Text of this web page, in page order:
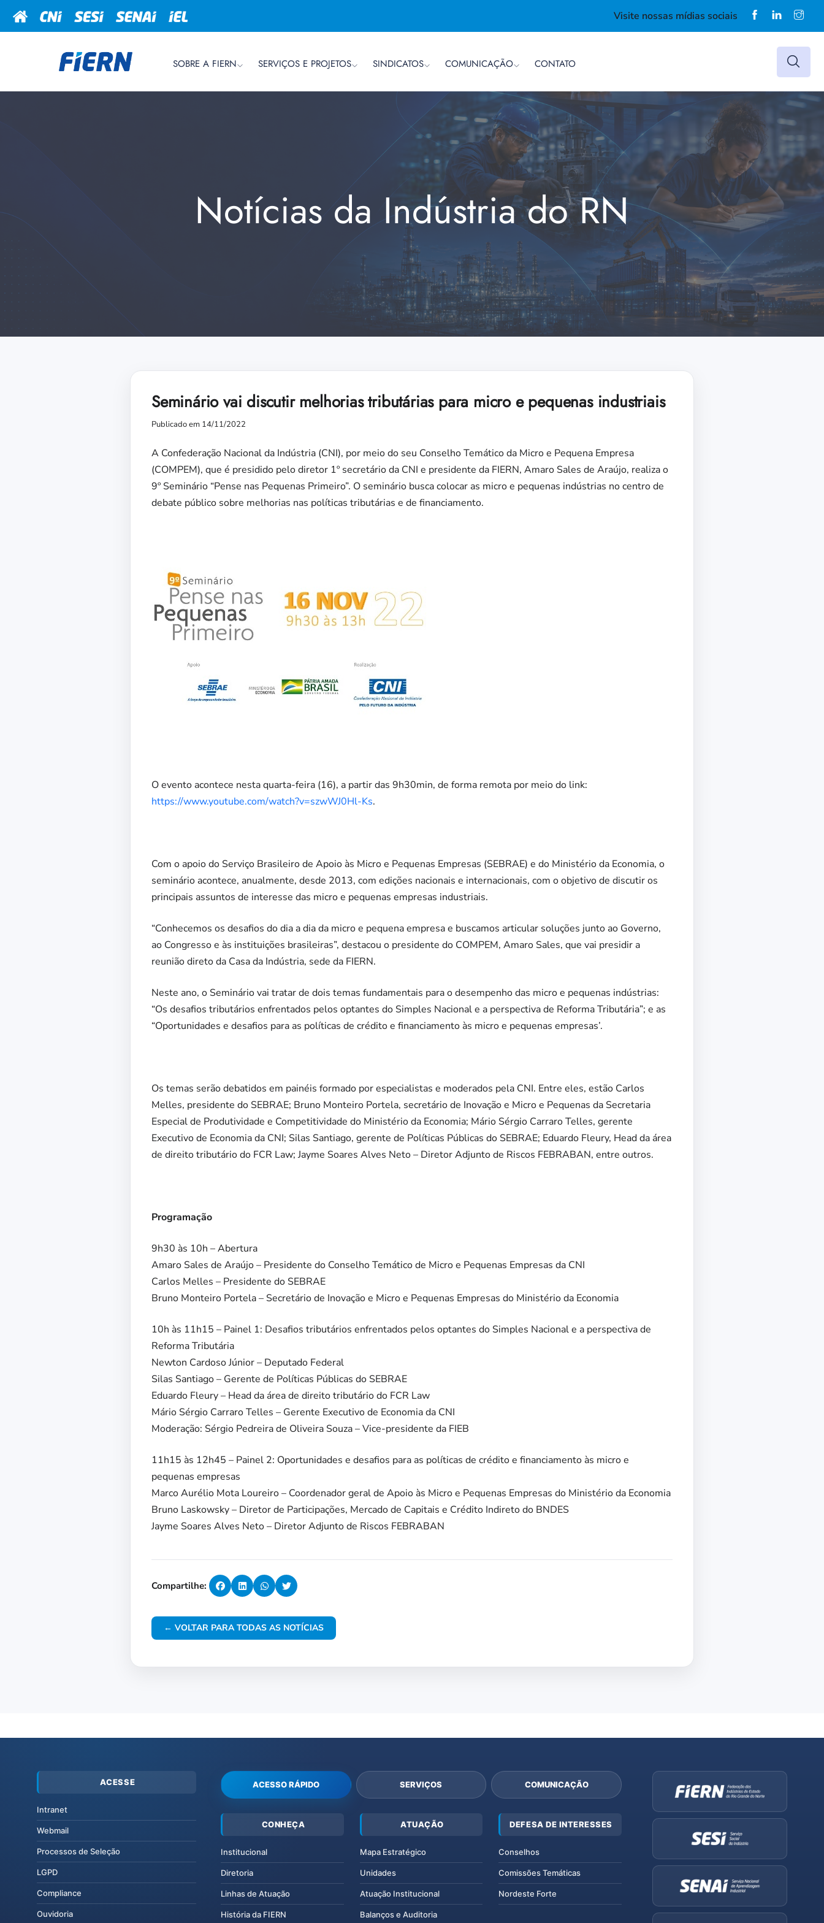
Visite nossas mídias sociais
SOBRE A FIERN SERVIÇOS E PROJETOS SINDICATOS COMUNICAÇÃO CONTATO
Notícias da Indústria do RN
Seminário vai discutir melhorias tributárias para micro e pequenas industriais
Publicado em 14/11/2022
A Confederação Nacional da Indústria (CNI), por meio do seu Conselho Temático da Micro e Pequena Empresa
(COMPEM), que é presidido pelo diretor 1º secretário da CNI e presidente da FIERN, Amaro Sales de Araújo, realiza o
9º Seminário “Pense nas Pequenas Primeiro”. O seminário busca colocar as micro e pequenas indústrias no centro de
debate público sobre melhorias nas políticas tributárias e de financiamento.
O evento acontece nesta quarta-feira (16), a partir das 9h30min, de forma remota por meio do link:
https://www.youtube.com/watch?v=szwWJ0Hl-Ks.
Com o apoio do Serviço Brasileiro de Apoio às Micro e Pequenas Empresas (SEBRAE) e do Ministério da Economia, o
seminário acontece, anualmente, desde 2013, com edições nacionais e internacionais, com o objetivo de discutir os
principais assuntos de interesse das micro e pequenas empresas industriais.
“Conhecemos os desafios do dia a dia da micro e pequena empresa e buscamos articular soluções junto ao Governo,
ao Congresso e às instituições brasileiras”, destacou o presidente do COMPEM, Amaro Sales, que vai presidir a
reunião direto da Casa da Indústria, sede da FIERN.
Neste ano, o Seminário vai tratar de dois temas fundamentais para o desempenho das micro e pequenas indústrias:
“Os desafios tributários enfrentados pelos optantes do Simples Nacional e a perspectiva de Reforma Tributária”; e as
“Oportunidades e desafios para as políticas de crédito e financiamento às micro e pequenas empresas’.
Os temas serão debatidos em painéis formado por especialistas e moderados pela CNI. Entre eles, estão Carlos
Melles, presidente do SEBRAE; Bruno Monteiro Portela, secretário de Inovação e Micro e Pequenas da Secretaria
Especial de Produtividade e Competitividade do Ministério da Economia; Mário Sérgio Carraro Telles, gerente
Executivo de Economia da CNI; Silas Santiago, gerente de Políticas Públicas do SEBRAE; Eduardo Fleury, Head da área
de direito tributário do FCR Law; Jayme Soares Alves Neto – Diretor Adjunto de Riscos FEBRABAN, entre outros.
Programação
9h30 às 10h – Abertura
Amaro Sales de Araújo – Presidente do Conselho Temático de Micro e Pequenas Empresas da CNI
Carlos Melles – Presidente do SEBRAE
Bruno Monteiro Portela – Secretário de Inovação e Micro e Pequenas Empresas do Ministério da Economia
10h às 11h15 – Painel 1: Desafios tributários enfrentados pelos optantes do Simples Nacional e a perspectiva de
Reforma Tributária
Newton Cardoso Júnior – Deputado Federal
Silas Santiago – Gerente de Políticas Públicas do SEBRAE
Eduardo Fleury – Head da área de direito tributário do FCR Law
Mário Sérgio Carraro Telles – Gerente Executivo de Economia da CNI
Moderação: Sérgio Pedreira de Oliveira Souza – Vice-presidente da FIEB
11h15 às 12h45 – Painel 2: Oportunidades e desafios para as políticas de crédito e financiamento às micro e
pequenas empresas
Marco Aurélio Mota Loureiro – Coordenador geral de Apoio às Micro e Pequenas Empresas do Ministério da Economia
Bruno Laskowsky – Diretor de Participações, Mercado de Capitais e Crédito Indireto do BNDES
Jayme Soares Alves Neto – Diretor Adjunto de Riscos FEBRABAN
Compartilhe:
← VOLTAR PARA TODAS AS NOTÍCIAS
ACESSE
Intranet
Webmail
Processos de Seleção
LGPD
Compliance
Ouvidoria
ACESSO RÁPIDO SERVIÇOS COMUNICAÇÃO
CONHEÇA
Institucional
Diretoria
Linhas de Atuação
História da FIERN
ATUAÇÃO
Mapa Estratégico
Unidades
Atuação Institucional
Balanços e Auditoria
DEFESA DE INTERESSES
Conselhos
Comissões Temáticas
Nordeste Forte